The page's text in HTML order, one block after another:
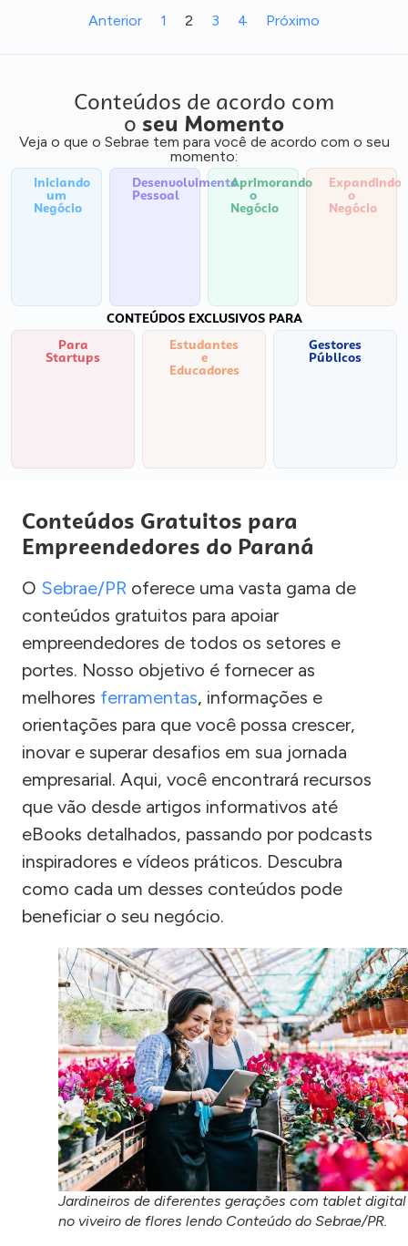
Anterior 1 2 3 4 Próximo
Conteúdos de acordo com
o seu Momento
Veja o que o Sebrae tem para você de acordo com o seu
momento:
Iniciando
um
Negócio
Desenvolvimento
Pessoal
Aprimorando
o
Negócio
Expandindo
o
Negócio
CONTEÚDOS EXCLUSIVOS PARA
Para
Startups
Estudantes
e
Educadores
Gestores
Públicos
Conteúdos Gratuitos para
Empreendedores do Paraná
O Sebrae/PR oferece uma vasta gama de
conteúdos gratuitos para apoiar
empreendedores de todos os setores e
portes. Nosso objetivo é fornecer as
melhores ferramentas, informações e
orientações para que você possa crescer,
inovar e superar desafios em sua jornada
empresarial. Aqui, você encontrará recursos
que vão desde artigos informativos até
eBooks detalhados, passando por podcasts
inspiradores e vídeos práticos. Descubra
como cada um desses conteúdos pode
beneficiar o seu negócio.
Jardineiros de diferentes gerações com tablet digital
no viveiro de flores lendo Conteúdo do Sebrae/PR.